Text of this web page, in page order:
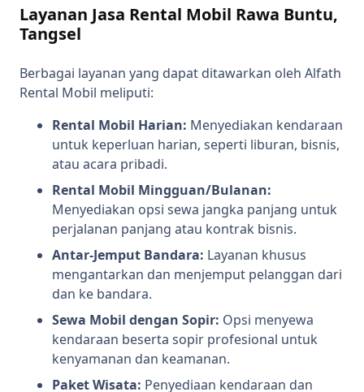
Layanan Jasa Rental Mobil Rawa Buntu,
Tangsel
Berbagai layanan yang dapat ditawarkan oleh Alfath
Rental Mobil meliputi:
Rental Mobil Harian: Menyediakan kendaraan
untuk keperluan harian, seperti liburan, bisnis,
atau acara pribadi.
Rental Mobil Mingguan/Bulanan:
Menyediakan opsi sewa jangka panjang untuk
perjalanan panjang atau kontrak bisnis.
Antar-Jemput Bandara: Layanan khusus
mengantarkan dan menjemput pelanggan dari
dan ke bandara.
Sewa Mobil dengan Sopir: Opsi menyewa
kendaraan beserta sopir profesional untuk
kenyamanan dan keamanan.
Paket Wisata: Penyediaan kendaraan dan